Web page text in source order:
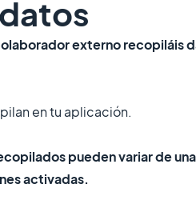
externo recopiláis
en tu aplicación.
pueden variar de
activadas.